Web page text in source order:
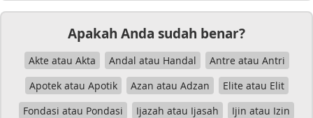
Apakah Anda sudah benar?
Akte atau Akta Andal atau Handal
Antre atau Antri
Apotek atau Apotik
Azan atau Adzan
Elite atau Elit
Fondasi atau Pondasi
Ijazah atau Ijasah
Ijin atau Izin